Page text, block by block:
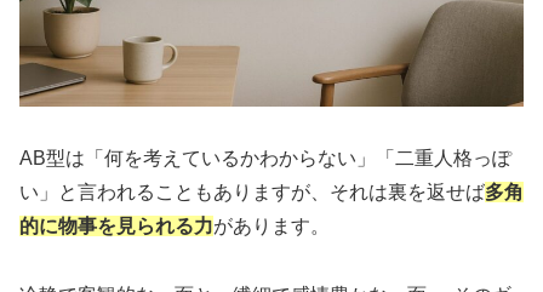
AB型は「何を考えているかわからない」「二重人格っぽ
い」と言われることもありますが、それは裏を返せば多角
的に物事を見られる力があります。